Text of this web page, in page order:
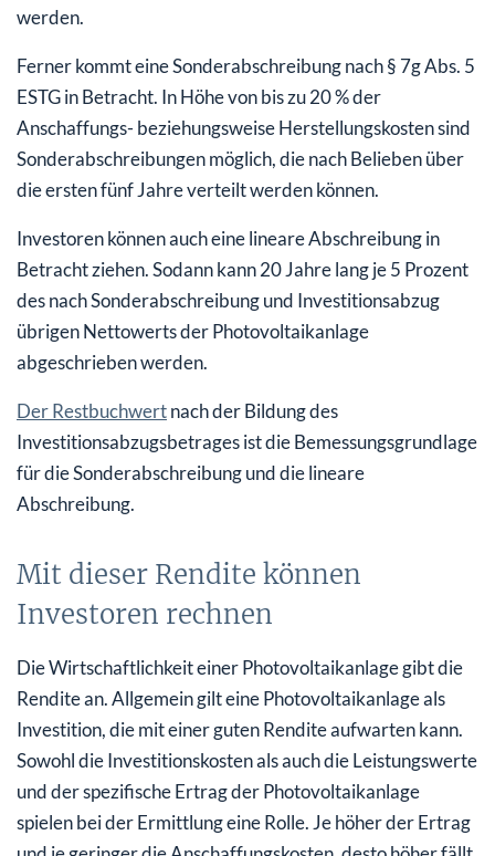
werden.
Ferner kommt eine Sonderabschreibung nach § 7g Abs. 5
ESTG in Betracht. In Höhe von bis zu 20 % der
Anschaffungs- beziehungsweise Herstellungskosten sind
Sonderabschreibungen möglich, die nach Belieben über
die ersten fünf Jahre verteilt werden können.
Investoren können auch eine lineare Abschreibung in
Betracht ziehen. Sodann kann 20 Jahre lang je 5 Prozent
des nach Sonderabschreibung und Investitionsabzug
übrigen Nettowerts der Photovoltaikanlage
abgeschrieben werden.
Der Restbuchwertnach der Bildung des
Investitionsabzugsbetrages ist die Bemessungsgrundlage
für die Sonderabschreibung und die lineare
Abschreibung.
Mit dieser Rendite können
Investoren rechnen
Die Wirtschaftlichkeit einer Photovoltaikanlage gibt die
Rendite an. Allgemein gilt eine Photovoltaikanlage als
Investition, die mit einer guten Rendite aufwarten kann.
Sowohl die Investitionskosten als auch die Leistungswerte
und der spezifische Ertrag der Photovoltaikanlage
spielen bei der Ermittlung eine Rolle. Je höher der Ertrag